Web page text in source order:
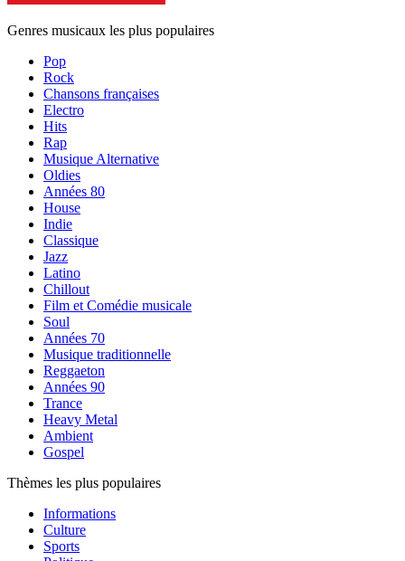
Genres musicaux les plus populaires
Pop
Rock
Chansons françaises
Electro
Hits
Rap
Musique Alternative
Oldies
Années 80
House
Indie
Classique
Jazz
Latino
Chillout
Film et Comédie musicale
Soul
Années 70
Musique traditionnelle
Reggaeton
Années 90
Trance
Heavy Metal
Ambient
Gospel
Thèmes les plus populaires
Informations
Culture
Sports